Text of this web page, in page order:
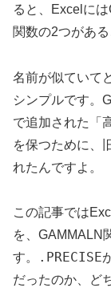
ると、Excelに
関数の2つがあ
名前が似ていて
シンプルです。
で追加された「
を保つために、
れたんですよ。
この記事では
を、GAMMALN
す。
.PRECISE
だったのか、ど